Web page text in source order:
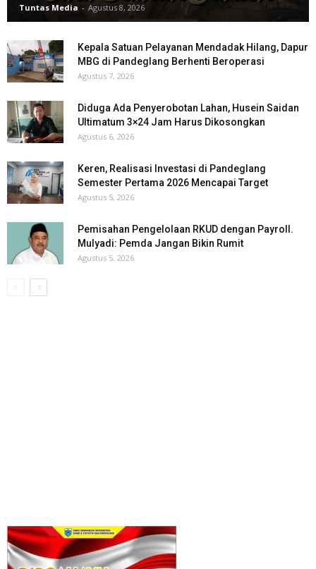
Tuntas Media - Agustus 8, 2026
Kepala Satuan Pelayanan Mendadak Hilang, Dapur
MBG di Pandeglang Berhenti Beroperasi
Agustus 7, 2026
Diduga Ada Penyerobotan Lahan, Husein Saidan
Ultimatum 3×24 Jam Harus Dikosongkan
Agustus 6, 2026
Keren, Realisasi Investasi di Pandeglang
Semester Pertama 2026 Mencapai Target
Agustus 5, 2026
Pemisahan Pengelolaan RKUD dengan Payroll.
Mulyadi: Pemda Jangan Bikin Rumit
Agustus 5, 2026